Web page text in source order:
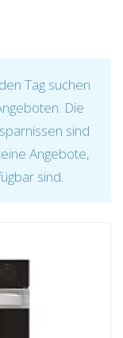
Tag suchen
Die
sind
Angebote,
sind.